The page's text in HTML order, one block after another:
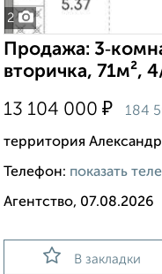
2
Продажа:
вторичка, 71м²,
13 104 000 ₽ 184
территория
Телефон: показать
Агентство, 07.08.2026
В закладки